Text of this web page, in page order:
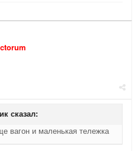
сказал:
вагон и маленькая тележка